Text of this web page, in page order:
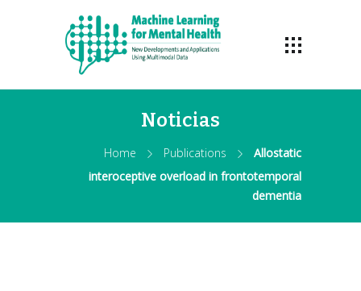
Noticias
Home Publications
Allostatic
interoceptive overload in frontotemporal
dementia